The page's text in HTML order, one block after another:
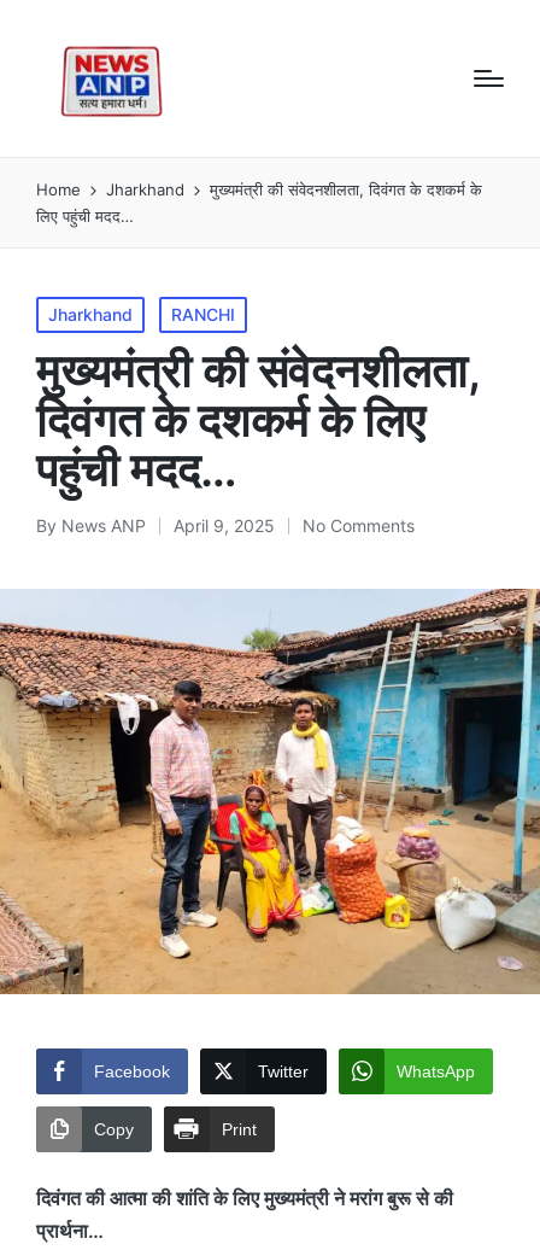
Home Jharkhand
मुख्यमंत्री की संवेदनशीलता, दिवंगत के दशकर्म के
लिए पहुंची मदद…
Posted
in
Jharkhand RANCHI
मुख्यमंत्री की संवेदनशीलता,
दिवंगत के दशकर्म के लिए
पहुंची मदद…
Posted
By News ANP April 9, 2025 No Comments
Facebook Twitter WhatsApp
Copy Print
दिवंगत की आत्मा की शांति के लिए मुख्यमंत्री ने मरांग बुरू से की
प्रार्थना…